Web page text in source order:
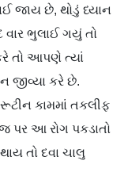
જાય છે, થોડું ધ્યાન
ભુલાઈ ગયું તો
તો આપણે ત્યાં
જીવ્યા કરે છે.
કામમાં તકલીફ
પર આ રોગ પકડાતો
તો દવા ચાલુ